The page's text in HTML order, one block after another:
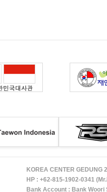
KOREA CENTER GEDUNG
HP : +62-815-1902-0341
Bank Account : Bank Woori